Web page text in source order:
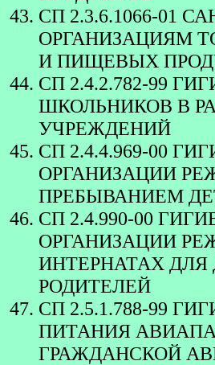
СП 2.3.6.1066-01
ОРГАНИЗАЦИЯМ
И ПИЩЕВЫХ
СП 2.4.2.782-99
ШКОЛЬНИКОВ В
УЧРЕЖДЕНИЙ
СП 2.4.4.969-00
ОРГАНИЗАЦИИ
ПРЕБЫВАНИЕМ
СП 2.4.990-00
ОРГАНИЗАЦИИ
ИНТЕРНАТАХ
РОДИТЕЛЕЙ
СП 2.5.1.788-99
ПИТАНИЯ
ГРАЖДАНСКОЙ